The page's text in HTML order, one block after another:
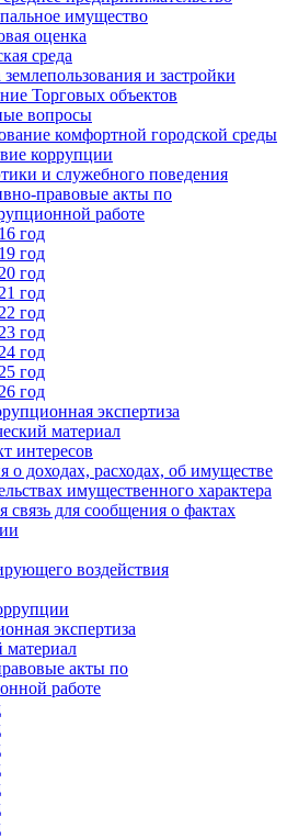
имущество
оценка
среда
и застройки
Торговых объектов
вопросы
комфортной городской среды
коррупции
и служебного поведения
правовые акты по
работе
год
год
год
год
год
год
год
год
год
экспертиза
материал
интересов
о доходах, расходах, об имуществе
имущественного характера
связь для сообщения о фактах
воздействия
экспертиза
материал
акты по
работе